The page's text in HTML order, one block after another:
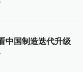
中国制造迭代升级